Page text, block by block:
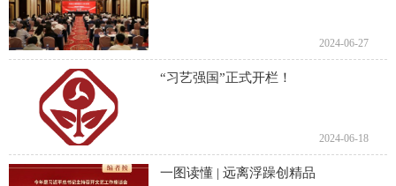
2024-06-27
“习艺强国”正式开栏！
2024-06-18
一图读懂 | 远离浮躁创精品